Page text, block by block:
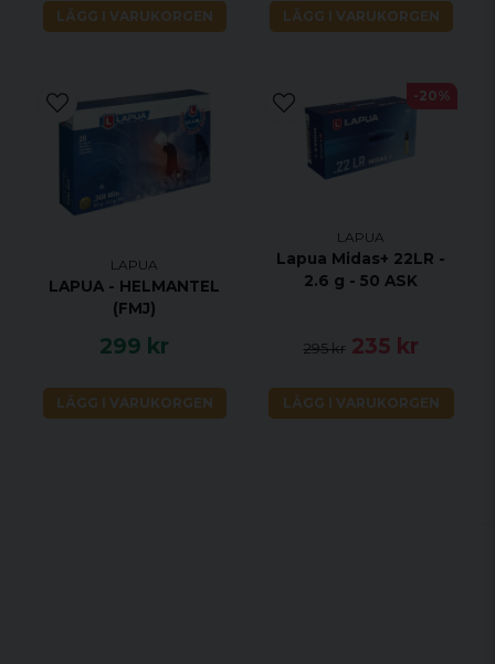
LÄGG I VARUKORGEN LÄGG I VARUKORGEN
LAPUA
LAPUA - HELMANTEL
(FMJ)
299 kr
LÄGG I VARUKORGEN
LAPUA
Lapua Midas+ 22LR -
2.6 g - 50 ASK
295 kr 235 kr
LÄGG I VARUKORGEN
-20%